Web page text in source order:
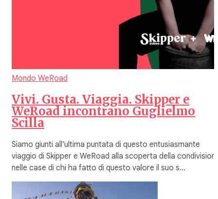
Mondo WeRoad
Vivi. Gusta. Viaggia. Skipper e
WeRoad incontrano Guglielmo
Scilla
Siamo giunti all’ultima puntata di questo entusiasmante
viaggio di Skipper e WeRoad alla scoperta della
nelle case di chi ha fatto di questo valore il suo s…